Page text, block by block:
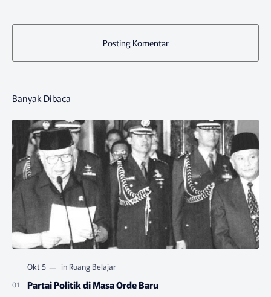
Posting Komentar
Banyak Dibaca
Partai Politik di Masa Orde Baru